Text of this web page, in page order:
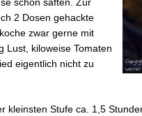
2 Dosen gehackte
zwar gerne mit
Lust, kiloweise Tomaten
eigentlich nicht zu
kleinsten Stufe ca. 1,5